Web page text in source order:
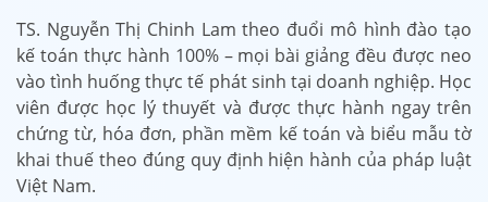
TS. Nguyễn Thị Chinh Lam theo đuổi mô hình đào tạo
kế toán thực hành 100% – mọi bài giảng đều được neo
vào tình huống thực tế phát sinh tại doanh nghiệp. Học
viên được học lý thuyết và được thực hành ngay trên
chứng từ, hóa đơn, phần mềm kế toán và biểu mẫu tờ
khai thuế theo đúng quy định hiện hành của pháp luật
Việt Nam.